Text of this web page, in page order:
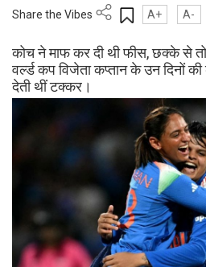
Share the Vibes A+ A-
कोच ने माफ कर दी थी फीस, छक्के से
वर्ल्ड कप विजेता कप्तान के उन दिनों
देती थीं टक्कर।